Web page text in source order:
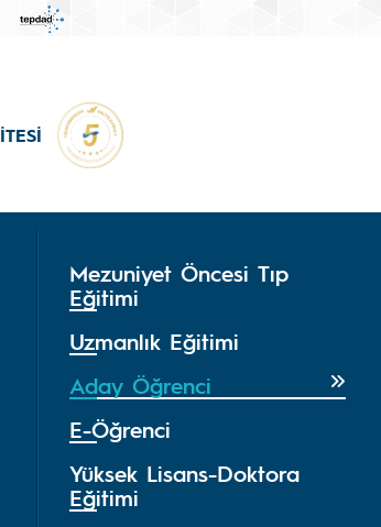
Mezuniyet Öncesi Tıp
Eğitimi
Uzmanlık Eğitimi
Aday Öğrenci
E-Öğrenci
Yüksek Lisans-Doktora
Eğitimi